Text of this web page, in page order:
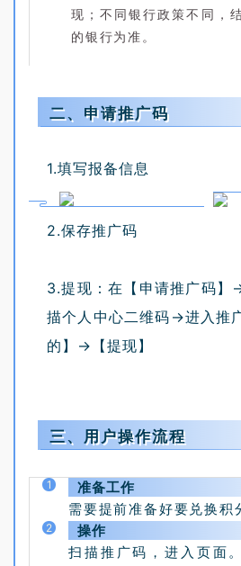
现； 不同银行政策不同，
的银行为准。
二、申请推广码
1.填写报备信息
2.保存推广码
3.提现：在【申请推广码
描个人中心二维码→进入推
的】→【提现】
三、用户操作流程
1
准备工作
需要提前准备好要兑换积
2
操作
扫描推广码，进入页面